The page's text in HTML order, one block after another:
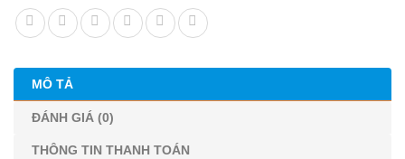
MÔ TẢ
ĐÁNH GIÁ (0)
THÔNG TIN THANH TOÁN